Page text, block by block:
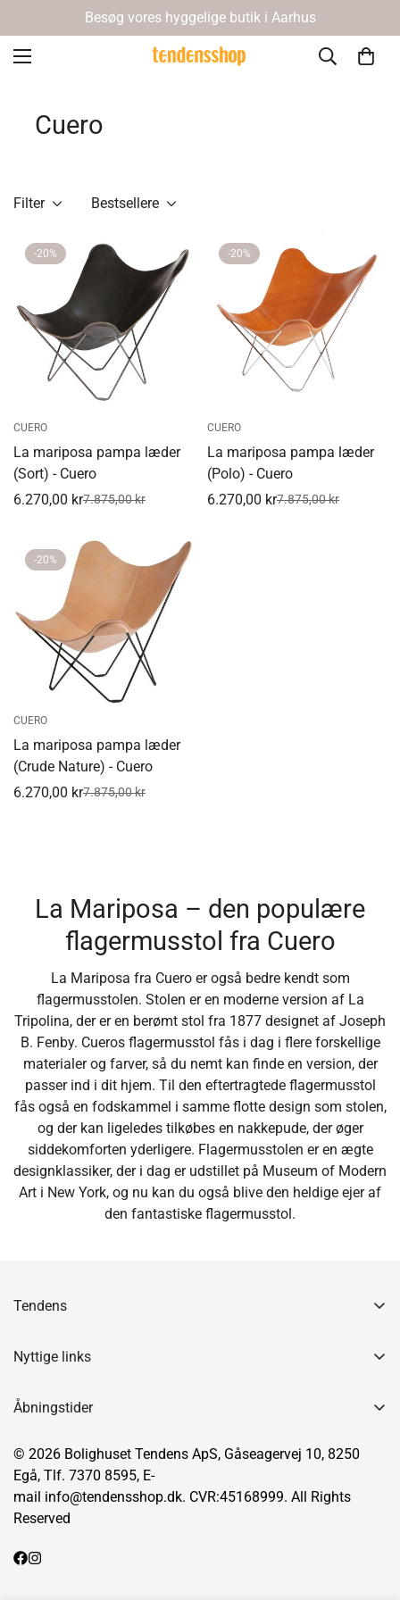
Besøg vores hyggelige butik i Aarhus
Cuero
Filter Bestsellere
-20%
CUERO
La mariposa pampa læder
(Sort) - Cuero
Udsalgspris
6.270,00 kr
Normal
7.875,00 kr
-20%
CUERO
La mariposa pampa læder
(Polo) - Cuero
Udsalgspris
6.270,00 kr
Normal
7.875,00 kr
-20%
CUERO
La mariposa pampa læder
(Crude Nature) - Cuero
Udsalgspris
6.270,00 kr
Normal
7.875,00 kr
La Mariposa – den populære
flagermusstol fra Cuero
La Mariposa fra Cuero er også bedre kendt som
flagermusstolen. Stolen er en moderne version af La
Tripolina, der er en berømt stol fra 1877 designet af Joseph
B. Fenby. Cueros flagermusstol fås i dag i flere forskellige
materialer og farver, så du nemt kan finde en version, der
passer ind i dit hjem. Til den eftertragtede flagermusstol
fås også en fodskammel i samme flotte design som stolen,
og der kan ligeledes tilkøbes en nakkepude, der øger
siddekomforten yderligere. Flagermusstolen er en ægte
designklassiker, der i dag er udstillet på Museum of Modern
Art i New York, og nu kan du også blive den heldige ejer af
den fantastiske flagermusstol.
Tendens
8250 Egå
info@tendensshop.dk
CVR: 45168999
Nyttige links
Kontakt os
Leveringspolitik
Reklamationer
Retur & Refusion
Åbningstider
Fredag 10.00 - 18.00
Lørdag 10.00 - 14.00
Søndag 11.00 - 15.00
© 2026 Bolighuset Tendens ApS, Gåseagervej 10, 8250
Egå, Tlf. 7370 8595, E-
mail info@tendensshop.dk. CVR:45168999. All Rights
Reserved